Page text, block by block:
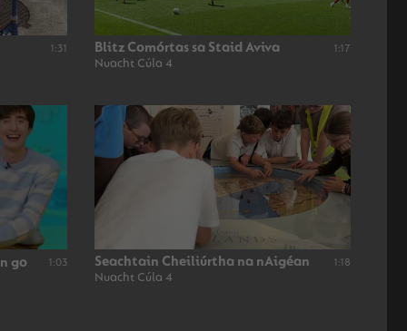
1:31 Blitz Comórtas sa Staid Aviva
Nuacht Cúla 4
1:17
go 1:03 Seachtain Cheiliúrtha na nAigéan
Nuacht Cúla 4
1:18